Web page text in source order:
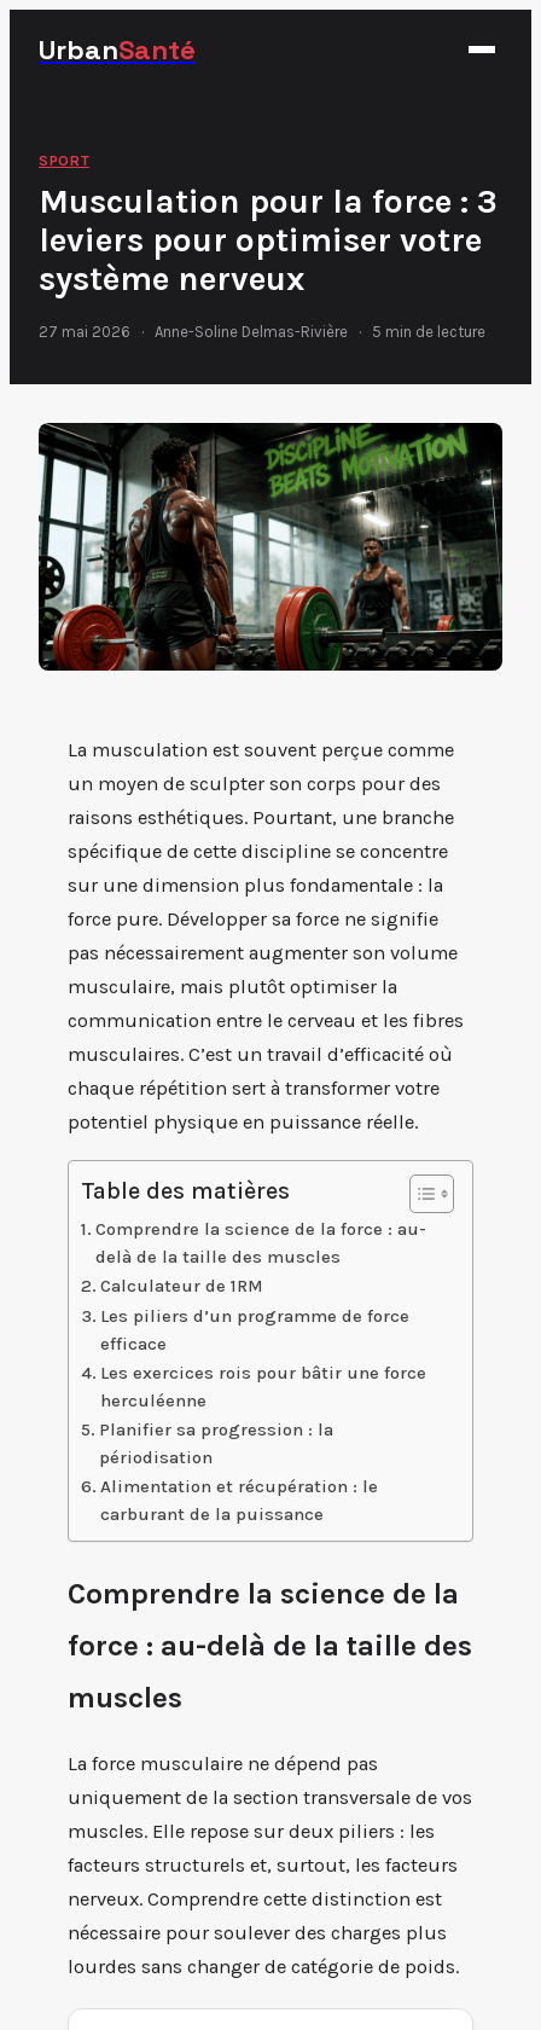
UrbanSanté
Nutrition
Santé
Sport
SPORT
Musculation pour la force : 3
leviers pour optimiser votre
système nerveux
27 mai 2026 · Anne-Soline Delmas-Rivière · 5 min de lecture
La musculation est souvent perçue comme
un moyen de sculpter son corps pour des
raisons esthétiques. Pourtant, une branche
spécifique de cette discipline se concentre
sur une dimension plus fondamentale : la
force pure. Développer sa force ne signifie
pas nécessairement augmenter son volume
musculaire, mais plutôt optimiser la
communication entre le cerveau et les fibres
musculaires. C’est un travail d’efficacité où
chaque répétition sert à transformer votre
potentiel physique en puissance réelle.
Table des matières
Comprendre la science de la force : au-
delà de la taille des muscles
Calculateur de 1RM
Les piliers d’un programme de force
efficace
Les exercices rois pour bâtir une force
herculéenne
Planifier sa progression : la
périodisation
Alimentation et récupération : le
carburant de la puissance
Comprendre la science de la
force : au-delà de la taille des
muscles
La force musculaire ne dépend pas
uniquement de la section transversale de vos
muscles. Elle repose sur deux piliers : les
facteurs structurels et, surtout, les facteurs
nerveux. Comprendre cette distinction est
nécessaire pour soulever des charges plus
lourdes sans changer de catégorie de poids.